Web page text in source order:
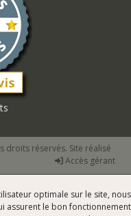
droits réservés. Site réalisé
Accès gérant
optimale sur le site, nous
assurent le bon fonctionnement